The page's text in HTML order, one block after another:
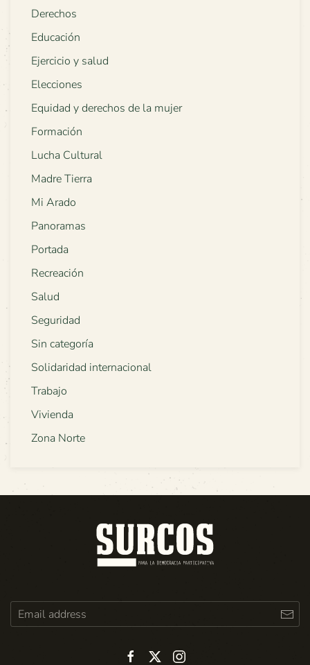
Derechos
Educación
Ejercicio y salud
Elecciones
Equidad y derechos de la mujer
Formación
Lucha Cultural
Madre Tierra
Mi Arado
Panoramas
Portada
Recreación
Salud
Seguridad
Sin categoría
Solidaridad internacional
Trabajo
Vivienda
Zona Norte